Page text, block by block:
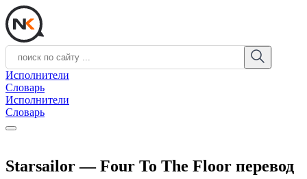
Исполнители
Словарь
Исполнители
Словарь
Starsailor — Four To The Floor перевод